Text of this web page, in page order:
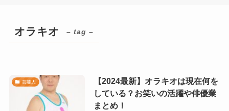
オラキオ – tag –
芸能人
【2024最新】オラキオは現在何を
している？お笑いの活躍や俳優業
まとめ！